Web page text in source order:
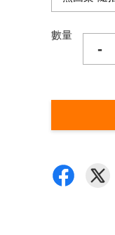
數量
-